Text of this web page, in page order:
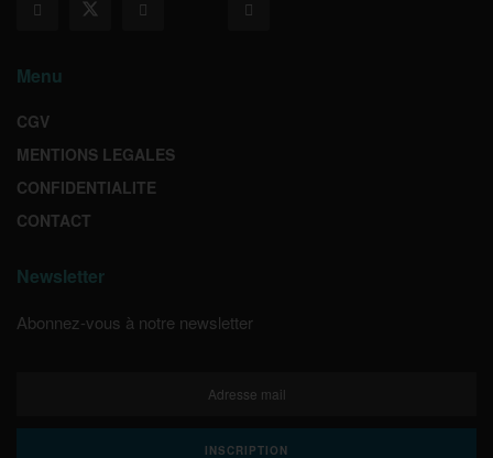
Menu
CGV
MENTIONS LEGALES
CONFIDENTIALITE
CONTACT
Newsletter
Abonnez-vous à notre newsletter